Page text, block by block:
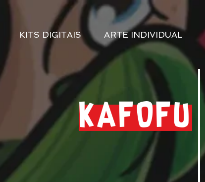
KITS DIGITAIS ARTE INDIVIDUAL
KAFOFU